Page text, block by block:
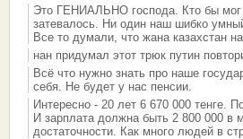
Это ГЕНИАЛЬНО господа. Кто бы мог
затевалось. Ни один наш шибко
Все то думали, что жана казахстан
нан придумал этот трюк путин
Всё что нужно знать про наше
себя. Не будет у нас пенсии.
Интересно - 20 лет 6 670 000 тенге.
И зарплата должна быть 2 800 000 в
достаточности. Как много людей в